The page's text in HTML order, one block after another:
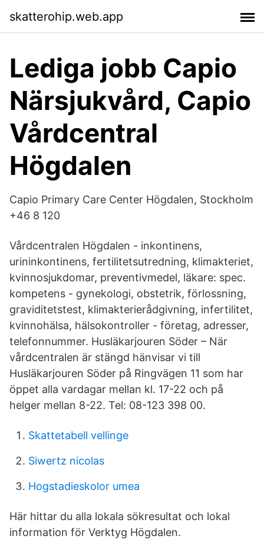
skatterohip.web.app
Lediga jobb Capio
Närsjukvård, Capio
Vårdcentral
Högdalen
Capio Primary Care Center Högdalen, Stockholm
+46 8 120
Vårdcentralen Högdalen - inkontinens,
urininkontinens, fertilitetsutredning, klimakteriet,
kvinnosjukdomar, preventivmedel, läkare: spec.
kompetens - gynekologi, obstetrik, förlossning,
graviditetstest, klimakterierådgivning, infertilitet,
kvinnohälsa, hälsokontroller - företag, adresser,
telefonnummer. Husläkarjouren Söder – När
vårdcentralen är stängd hänvisar vi till
Husläkarjouren Söder på Ringvägen 11 som har
öppet alla vardagar mellan kl. 17-22 och på
helger mellan 8-22. Tel: 08-123 398 00.
Skattetabell vellinge
Siwertz nicolas
Hogstadieskolor umea
Här hittar du alla lokala sökresultat och lokal
information för Verktyg Högdalen.